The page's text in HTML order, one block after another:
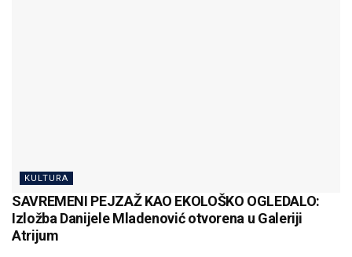
KULTURA
SAVREMENI PEJZAŽ KAO EKOLOŠKO OGLEDALO:
Izložba Danijele Mladenović otvorena u Galeriji
Atrijum